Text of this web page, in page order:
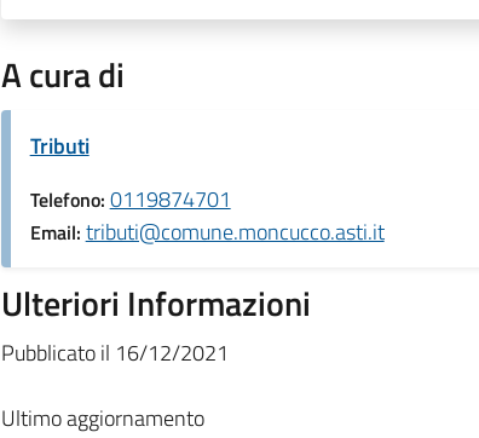
A cura di
Tributi
Telefono: 0119874701
Email: tributi@comune.moncucco.asti.it
Ulteriori Informazioni
Pubblicato il 16/12/2021
Ultimo aggiornamento